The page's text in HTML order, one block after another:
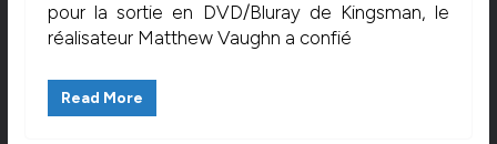
pour la sortie en DVD/Bluray de Kingsman, le
réalisateur Matthew Vaughn a confié
Read More